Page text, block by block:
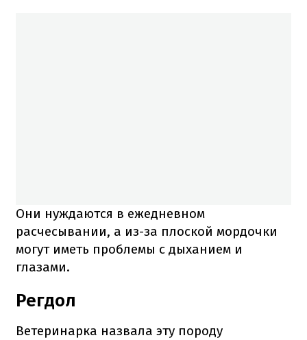
Они нуждаются в ежедневном
расчесывании, а из-за плоской мордочки
могут иметь проблемы с дыханием и
глазами.
Регдол
Ветеринарка назвала эту породу